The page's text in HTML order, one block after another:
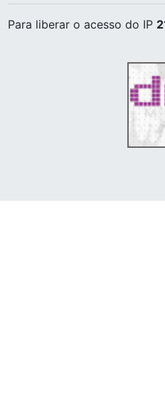
Para liberar o acesso do IP